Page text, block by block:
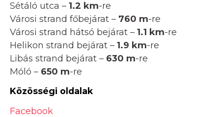
Sétáló utca – 1.2 km-re
Városi strand főbejárat – 760 m-re
Városi strand hátsó bejárat – 1.1 km-re
Helikon strand bejárat – 1.9 km-re
Libás strand bejárat – 630 m-re
Móló – 650 m-re
Közösségi oldalak
Facebook